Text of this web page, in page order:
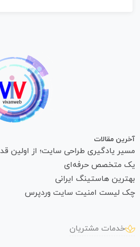
آخرین مقالات
مسیر یادگیری طراحی سایت؛ از اولین
یک متخصص حرفه‌ای
بهترین هاستینگ ایرانی
چک لیست امنیت سایت وردپرس
خدمات مشتریان